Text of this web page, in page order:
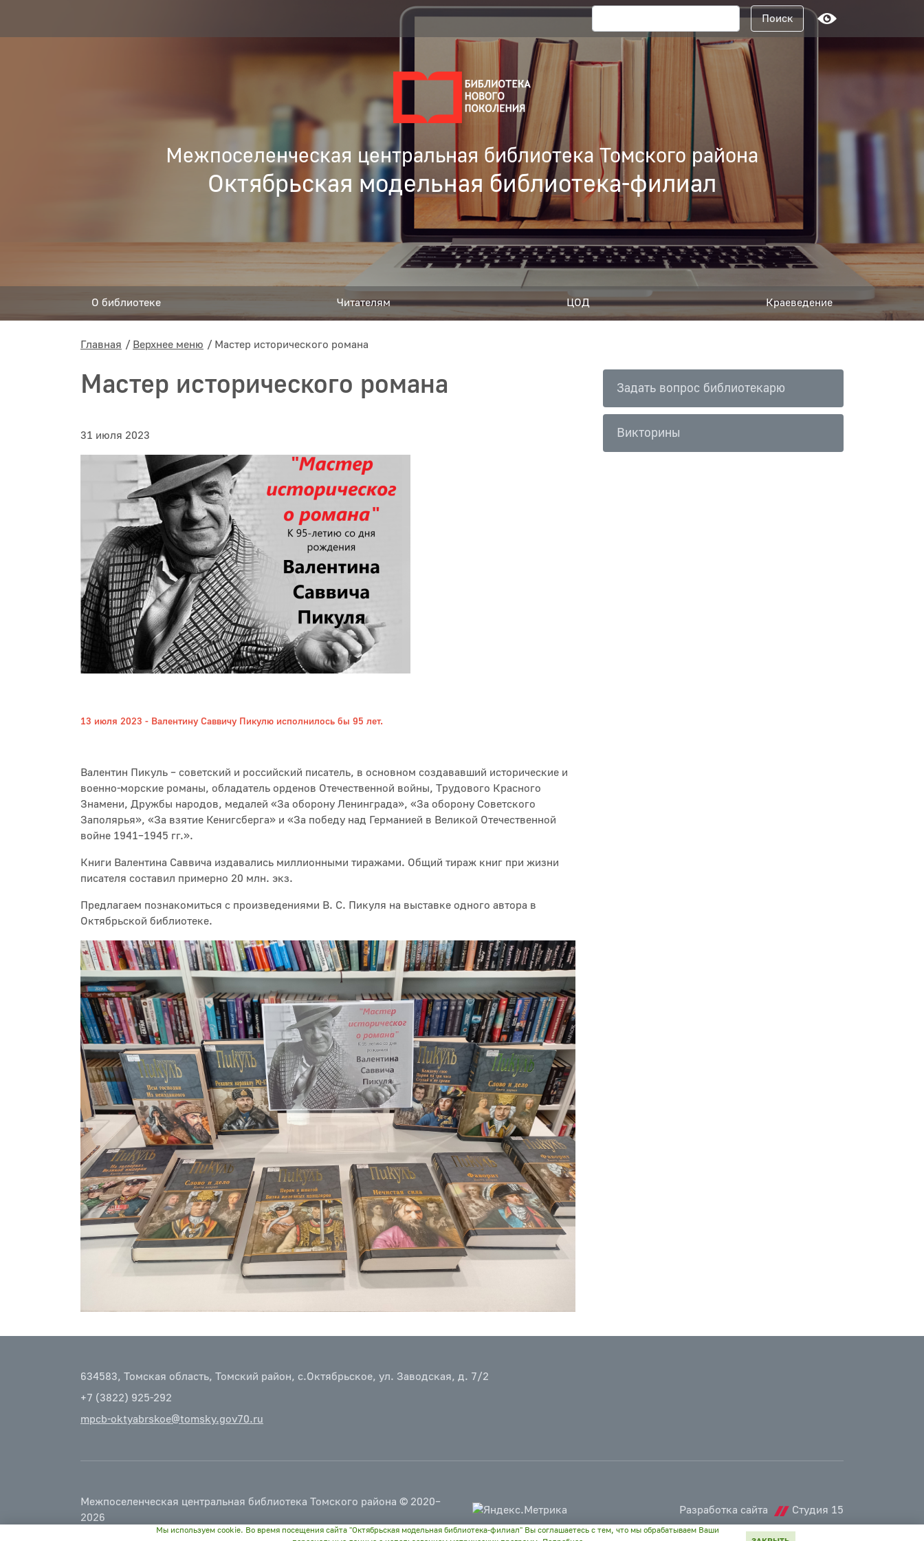
Поисковый запрос
Поиск
Межпоселенческая центральная библиотека Томского района
Октябрьская модельная библиотека-филиал
О библиотеке Читателям ЦОД Краеведение
Главная Верхнее меню Мастер исторического романа
Мастер исторического романа
31 июля 2023
13 июля 2023 - Валентину Саввичу Пикулю исполнилось бы 95 лет.
Валентин Пикуль – советский и российский писатель, в основном создававший исторические и
военно-морские романы, обладатель орденов Отечественной войны, Трудового Красного
Знамени, Дружбы народов, медалей «За оборону Ленинграда», «За оборону Советского
Заполярья», «За взятие Кенигсберга» и «За победу над Германией в Великой Отечественной
войне 1941–1945 гг.».
Книги Валентина Саввича издавались миллионными тиражами. Общий тираж книг при жизни
писателя составил примерно 20 млн. экз.
Предлагаем познакомиться с произведениями В. С. Пикуля на выставке одного автора в
Октябрьской библиотеке.
Задать вопрос библиотекарю
Викторины
634583, Томская область, Томский район, с.Октябрьское, ул. Заводская, д. 7/2
+7 (3822) 925-292
mpcb-oktyabrskoe@tomsky.gov70.ru
Межпоселенческая центральная библиотека Томского района © 2020–
2026
Разработка сайта Студия 15
Мы используем cookie. Во время посещения сайта "Октябрьская модельная библиотека-филиал" Вы соглашаетесь с тем, что мы обрабатываем Ваши